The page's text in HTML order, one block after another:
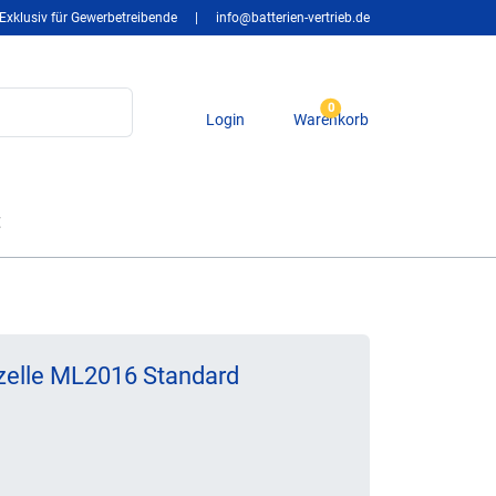
Exklusiv für Gewerbetreibende info@batterien-vertrieb.de
Login
0
Warenkorb
ML2016 Standard